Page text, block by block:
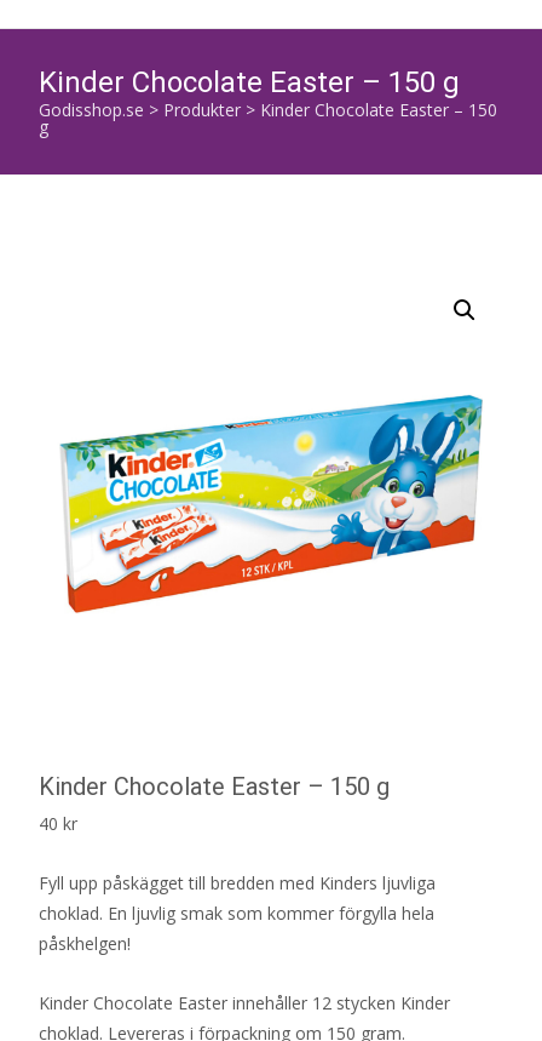
Kinder Chocolate Easter – 150 g
Godisshop.se > Produkter > Kinder Chocolate Easter – 150
g
Kinder Chocolate Easter – 150 g
40 kr
Fyll upp påskägget till bredden med Kinders ljuvliga
choklad. En ljuvlig smak som kommer förgylla hela
påskhelgen!
Kinder Chocolate Easter innehåller 12 stycken Kinder
choklad. Levereras i förpackning om 150 gram.